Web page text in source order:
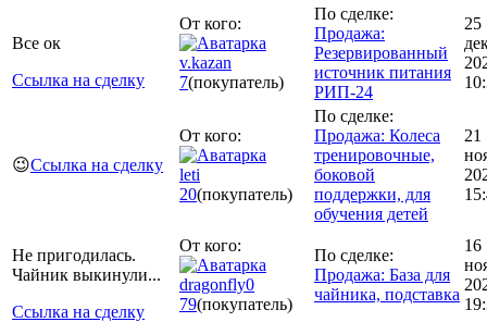
Все ок
Ссылка на сделку
От кого:
v.kazan
7(покупатель)
По сделке:
Продажа:
Резервированный
источник питания
РИП-24
25
😉Ссылка на сделку
От кого:
leti
20(покупатель)
По сделке:
Продажа: Колеса
тренировочные,
боковой
поддержки, для
обучения детей
21
Не пригодилась.
Чайник выкинули...
Ссылка на сделку
От кого:
dragonfly0
79(покупатель)
По сделке:
Продажа: База для
чайника, подставка
16